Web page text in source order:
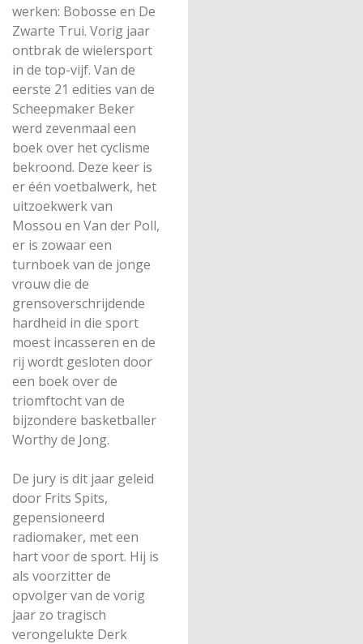
werken: Bobosse en De
Zwarte Trui. Vorig jaar
ontbrak de wielersport
in de top-vijf. Van de
eerste 21 edities van de
Scheepmaker Beker
werd zevenmaal een
boek over het cyclisme
bekroond. Deze keer is
er één voetbalwerk, het
uitzoekwerk van
Mossou en Van der Poll,
er is zowaar een
turnboek van de jonge
vrouw die de
grensoverschrijdende
hardheid in die sport
moest incasseren en de
rij wordt gesloten door
een boek over de
triomftocht van de
bijzondere basketballer
Worthy de Jong.
De jury is dit jaar geleid
door Frits Spits,
gepensioneerd
radiomaker, met een
hart voor de sport. Hij is
als voorzitter de
opvolger van de vorig
jaar zo tragisch
verongelukte Derk